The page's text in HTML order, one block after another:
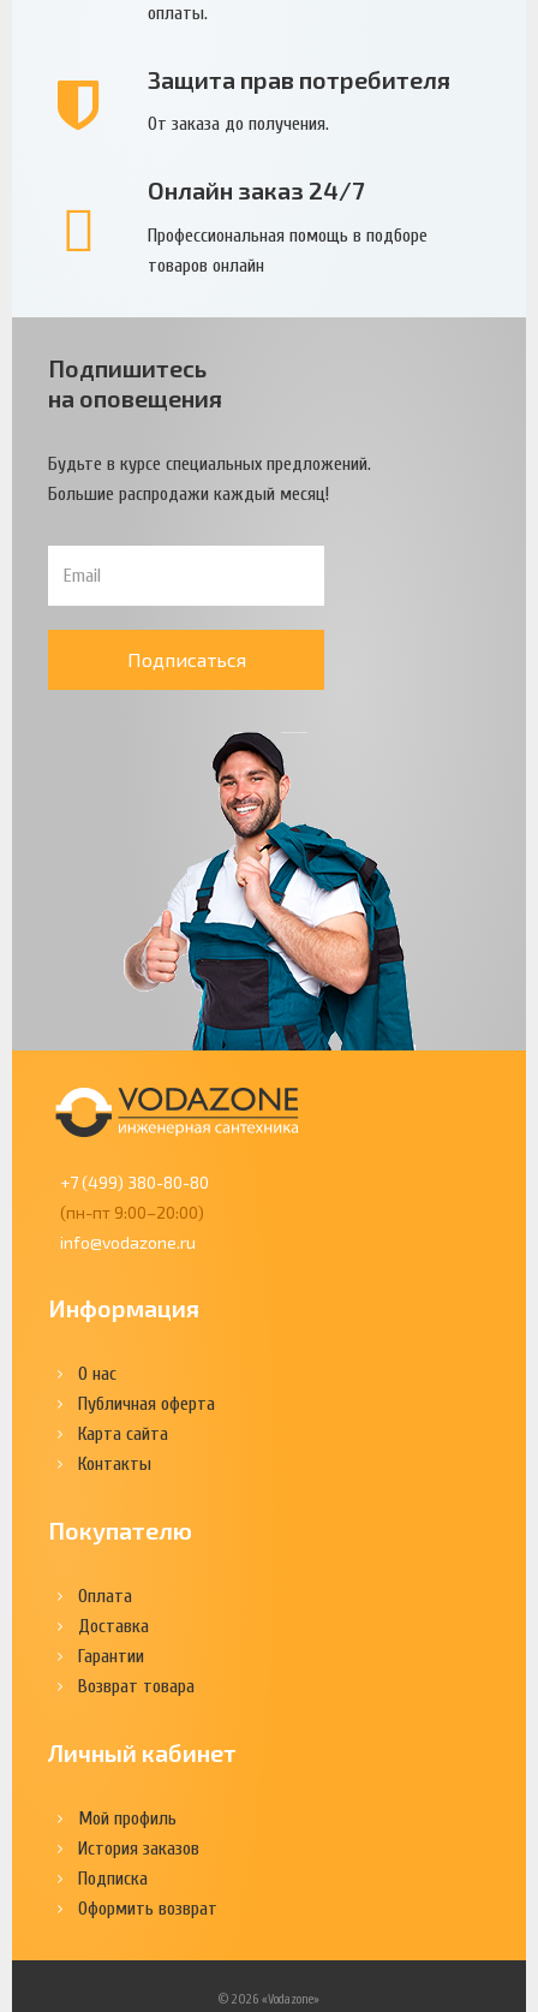
оплаты.
Защита прав потребителя
От заказа до получения.
Онлайн заказ 24/7
Профессиональная помощь в подборе
товаров онлайн
Подпишитесь
на оповещения
Будьте в курсе специальных предложений.
Большие распродажи каждый месяц!
Подписаться
+7 (499) 380-80-80
(пн-пт 9:00–20:00)
info@vodazone.ru
Информация
О нас
Публичная оферта
Карта сайта
Контакты
Покупателю
Оплата
Доставка
Гарантии
Возврат товара
Личный кабинет
Мой профиль
История заказов
Подписка
Оформить возврат
© 2026 «Vodazone»